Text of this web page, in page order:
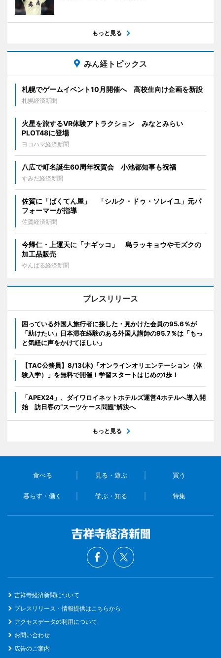
もっと見る
みん経トピックス
札幌でゲームイベント10月開催へ 高校生向け企画を新設
札幌経済新聞
火星を旅するVR体験アトラクション みなとみらい
PLOT48に登場
ヨコハマ経済新聞
八広で町名誕生60周年祝賀会 小池都知事も祝福
すみだ経済新聞
佐賀に「ばくてん屋」 「シルク・ドゥ・ソレイユ」元パ
フォーマーが指導
佐賀経済新聞
今帰仁・上運天に「ナギッコ」 島ラッキョウやモズクの
加工品販売
やんばる経済新聞
プレスリリース
困っている外国人旅行者に接した・見かけた会員の95.6％が
「助けたい」日本滞在経験のある外国人講師の95.7％は「もっ
と気軽に声をかけてほしい」
【TAC公務員】8/13(木)「オンラインオリエンテーション（体
験入学）」を無料で開催！学習スタートはじめの1歩！
「APEX24」、ダイワロイネットホテルズ運営4ホテルへ導入開
始 訪日客の“スーツケース問題”解決へ
もっと見る
食べる 見る・遊ぶ 買う
暮らす・働く 学ぶ・知る 特集
吉祥寺経済新聞について
プレスリリース・情報提供はこちらから
アクセスデータの利用について
お問い合わせ
広告のご案内